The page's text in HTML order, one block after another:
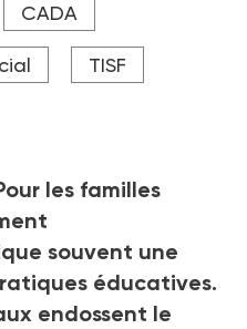
en plus recours à des
pour répondre à ce
CADA
TISF
les familles
souvent une
éducatives.
endossent le